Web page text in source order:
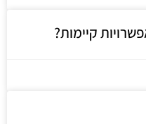
קיימות?